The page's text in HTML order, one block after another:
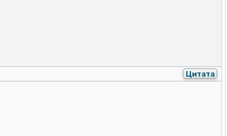
Цитата